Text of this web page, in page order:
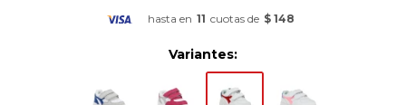
hasta en 11 cuotas de $ 148
Variantes: